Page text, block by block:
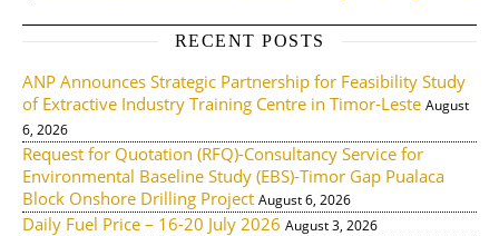
RECENT POSTS
ANP Announces Strategic Partnership for Feasibility Study
of Extractive Industry Training Centre in Timor-Leste August
6, 2026
Request for Quotation (RFQ)-Consultancy Service for
Environmental Baseline Study (EBS)-Timor Gap Pualaca
Block Onshore Drilling Project August 6, 2026
Daily Fuel Price – 16-20 July 2026 August 3, 2026